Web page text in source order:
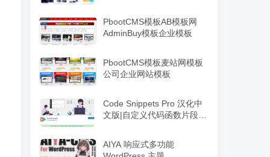
PbootCMS模板AB模板网
AdminBuy模板企业模板
PbootCMS模板麦站网模板
公司企业网站模板
Code Snippets Pro 汉化中
文版|自定义代码函数片段管
AIYA 响应式多功能